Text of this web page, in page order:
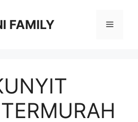
FAMILY Menu